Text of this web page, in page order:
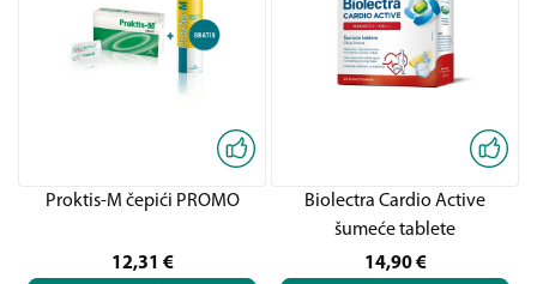
Proktis-M čepići PROMO
12,31 €
Biolectra Cardio Active
šumeće tablete
14,90 €